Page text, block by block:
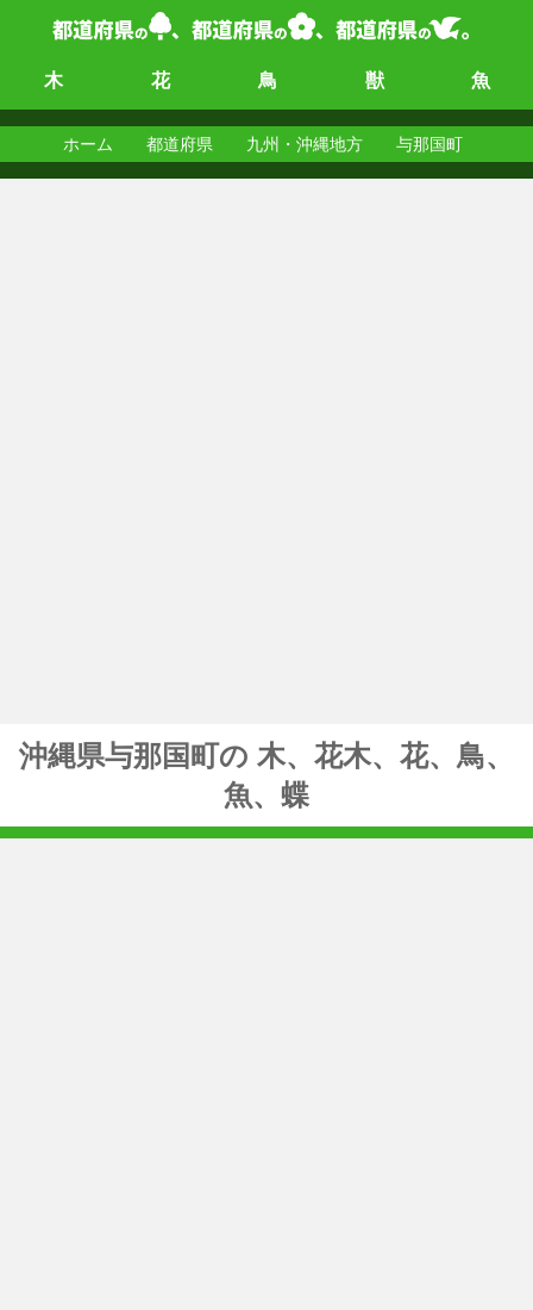
木 花 鳥 獣 魚
ホーム 都道府県 九州・沖縄地方 与那国町
沖縄県与那国町の 木、花木、花、鳥、
魚、蝶